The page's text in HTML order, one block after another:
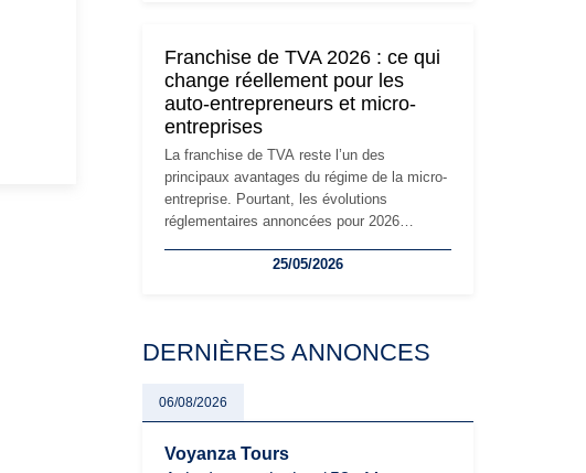
réglementaire plus exigeant. Décryptage des
principaux changements et des précautions
à prendre pour éviter les mauvaises
surprises.
Franchise de TVA 2026 : ce qui
change réellement pour les
auto-entrepreneurs et micro-
entreprises
La franchise de TVA reste l’un des
principaux avantages du régime de la micro-
entreprise. Pourtant, les évolutions
réglementaires annoncées pour 2026
les auto-entrepreneurs, artisans et
évoluent dans un contexte de contrôle
oblige les indépendants à rester
particulièrement vigilants.
25/05/2026
DERNIÈRES ANNONCES
06/08/2026
Voyanza Tours